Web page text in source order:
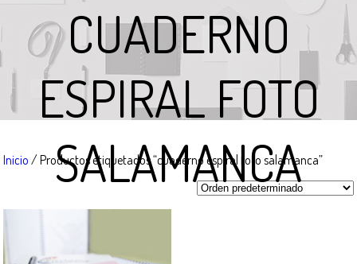
CUADERNO
ESPIRAL FOTO
SALAMANCA
Inicio / Productos etiquetados “cuaderno espiral foto salamanca”